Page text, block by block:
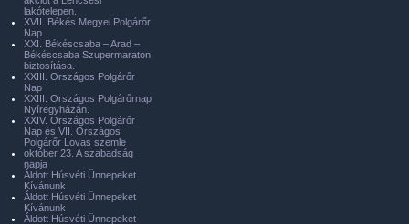
lakótelepen.
XVII. Békés Megyei Polgárőr
Nap
XXI. Békéscsaba – Arad –
Békéscsaba Szupermaraton
biztosítása.
XXIII. Országos Polgárőr
Nap
XXIII. Országos Polgárőrnap
Nyíregyházán.
XXIV. Országos Polgárőr
Nap és VII. Országos
Polgárőr Lovas szemle
október 23. A szabadság
napja
Áldott Húsvéti Ünnepeket
Kívánunk
Áldott Húsvéti Ünnepeket
Kívánunk
Áldott Húsvéti Ünnepeket